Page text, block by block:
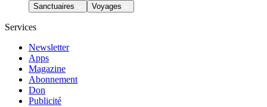
Sanctuaires
Voyages
Services
Newsletter
Apps
Magazine
Abonnement
Don
Publicité